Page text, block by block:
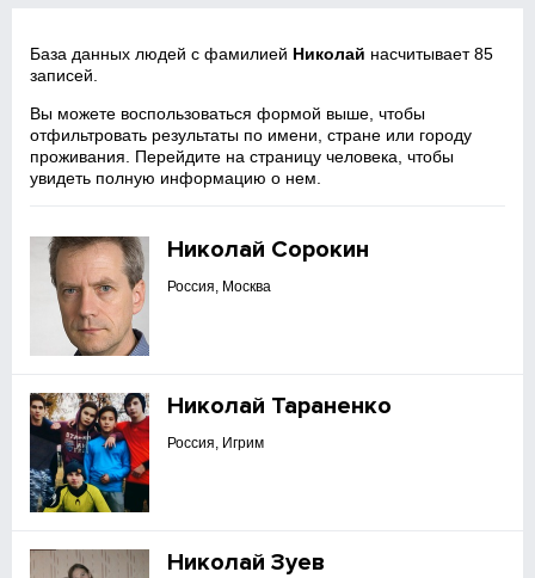
База данных людей с фамилией Николай насчитывает 85
записей.
Вы можете воспользоваться формой выше, чтобы
отфильтровать результаты по имени, стране или городу
проживания. Перейдите на страницу человека, чтобы
увидеть полную информацию о нем.
Николай Сорокин
Россия, Москва
Николай Тараненко
Россия, Игрим
Николай Зуев